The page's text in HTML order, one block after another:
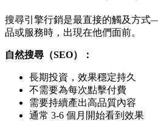
搜尋引擎行銷是最直接的觸及方
品或服務時，出現在他們面前。
自然搜尋（SEO）：
長期投資，效果穩定持久
不需要為每次點擊付費
需要持續產出高品質內容
通常 3-6 個月開始看到效果